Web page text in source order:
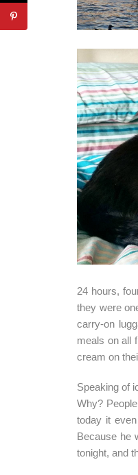
24 hours,
they were
carry-on
meals on all
cream on
Speaking of
Why?
today it
Because he
tonight, and